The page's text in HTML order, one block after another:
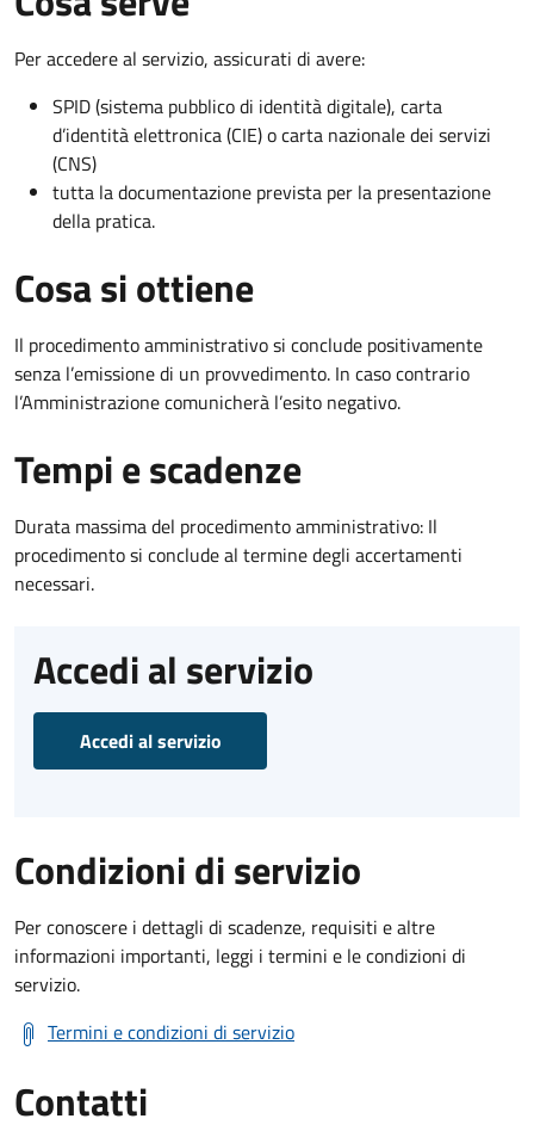
Per accedere al servizio, assicurati di avere:
SPID (sistema pubblico di identità digitale), carta
d’identità elettronica (CIE) o carta nazionale dei servizi
(CNS)
tutta la documentazione prevista per la presentazione
della pratica.
Cosa si ottiene
Il procedimento amministrativo si conclude positivamente
senza l’emissione di un provvedimento. In caso contrario
l’Amministrazione comunicherà l’esito negativo.
Tempi e scadenze
Durata massima del procedimento amministrativo: Il
procedimento si conclude al termine degli accertamenti
necessari.
Accedi al servizio
Accedi al servizio
Condizioni di servizio
Per conoscere i dettagli di scadenze, requisiti e altre
informazioni importanti, leggi i termini e le condizioni di
servizio.
Termini e condizioni di servizio
Contatti